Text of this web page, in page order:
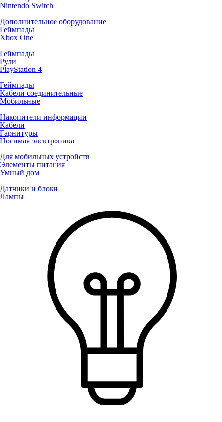
Nintendo Switch
Дополнительное оборудование
Геймпады
Xbox One
Геймпады
Рули
PlayStation 4
Геймпады
Кабели соединительные
Мобильные
Накопители информации
Кабели
Гарнитуры
Носимая электроника
Для мобильных устройств
Элементы питания
Умный дом
Датчики и блоки
Лампы